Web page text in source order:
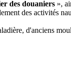
des douaniers »,
des activités
d'anciens